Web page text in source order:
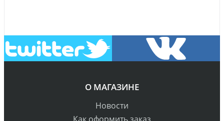
О МАГАЗИНЕ
Новости
Как оформить заказ